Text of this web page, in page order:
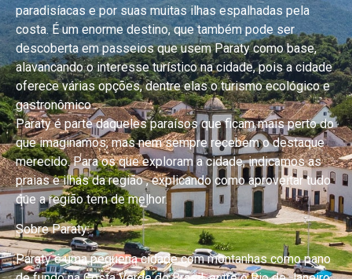
paradisíacas e por suas muitas ilhas espalhadas pela
costa. É um enorme destino, que também pode ser
descoberta em passeios que usem Paraty como base,
alavancando o interesse turístico na cidade, pois a cidade
oferece várias opções, dentre elas o turismo ecológico e
gastronômico .
Paraty é parte daqueles paraísos que ficam mais perto do
que imaginamos, mas nem sempre recebem o destaque
merecido. Para os que exploram a cidade, indicamos as
praias e ilhas da região , explicando como aproveitar tudo
que a região tem de melhor.
Sobre Paraty:
Paraty é uma pequena cidade com montanhas como pano